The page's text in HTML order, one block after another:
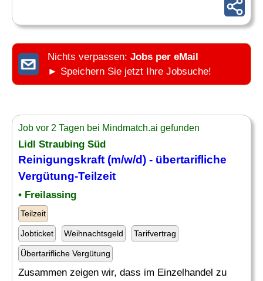
Nichts verpassen: Jobs per eMail
► Speichern Sie jetzt Ihre Jobsuche!
Job vor 2 Tagen bei Mindmatch.ai gefunden
Lidl Straubing Süd
Reinigungskraft (m/w/d) - übertarifliche
Vergütung-Teilzeit
• Freilassing
Teilzeit
Jobticket Weihnachtsgeld Tarifvertrag
Übertarifliche Vergütung
Zusammen zeigen wir, dass im Einzelhandel zu